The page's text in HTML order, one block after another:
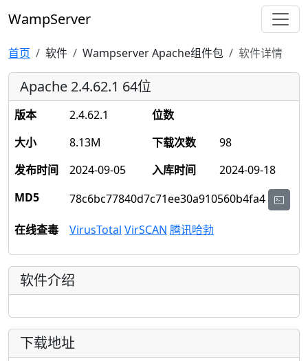
WampServer
首页 软件 Wampserver Apache组件包 软件详情
Apache 2.4.62.1 64位
版本 2.4.62.1
位数
大小
8.13M 下载次数
98
发布时间
2024-09-05 入库时间
2024-09-18
MD5
78c6bc77840d7c71ee30a910560b4fa4
在线查毒 VirusTotal VirSCAN 腾讯哈勃
软件介绍
下载地址